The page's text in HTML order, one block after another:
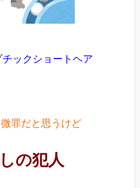
ックショートヘア
罪だと思うけど
の犯人